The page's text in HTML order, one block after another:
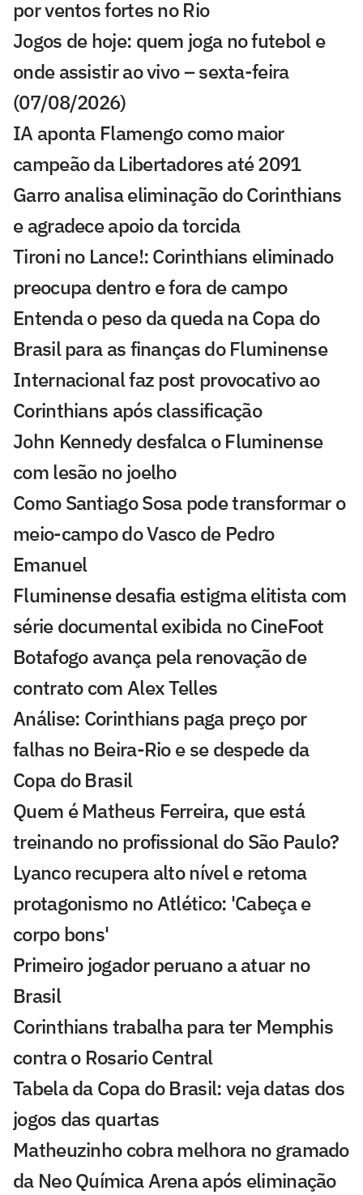
por ventos fortes no Rio
Jogos de hoje: quem joga no futebol e
onde assistir ao vivo – sexta-feira
(07/08/2026)
IA aponta Flamengo como maior
campeão da Libertadores até 2091
Garro analisa eliminação do Corinthians
e agradece apoio da torcida
Tironi no Lance!: Corinthians eliminado
preocupa dentro e fora de campo
Entenda o peso da queda na Copa do
Brasil para as finanças do Fluminense
Internacional faz post provocativo ao
Corinthians após classificação
John Kennedy desfalca o Fluminense
com lesão no joelho
Como Santiago Sosa pode transformar o
meio-campo do Vasco de Pedro
Emanuel
Fluminense desafia estigma elitista com
série documental exibida no CineFoot
Botafogo avança pela renovação de
contrato com Alex Telles
Análise: Corinthians paga preço por
falhas no Beira-Rio e se despede da
Copa do Brasil
Quem é Matheus Ferreira, que está
treinando no profissional do São Paulo?
Lyanco recupera alto nível e retoma
protagonismo no Atlético: 'Cabeça e
corpo bons'
Primeiro jogador peruano a atuar no
Brasil
Corinthians trabalha para ter Memphis
contra o Rosario Central
Tabela da Copa do Brasil: veja datas dos
jogos das quartas
Matheuzinho cobra melhora no gramado
da Neo Química Arena após eliminação